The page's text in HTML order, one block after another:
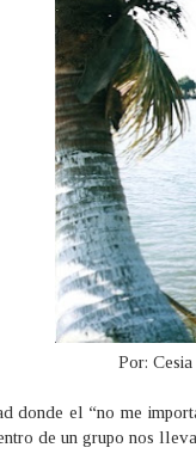
Por:
donde el “no me
de un grupo nos